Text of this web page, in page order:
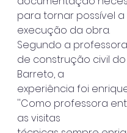
para tornar possível a
execução da obra.
Segundo a
de construção civil do
Barreto, a
experiência foi
''Como professora
as visitas